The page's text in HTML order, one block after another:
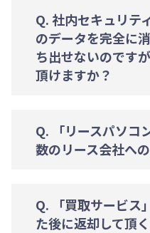
Q. 社内セキュリテ
のデータを完全に
ち出せないのです
頂けますか？
Q. 「リースパソコ
数のリース会社へ
Q. 「買取サービス
た後に返却して頂